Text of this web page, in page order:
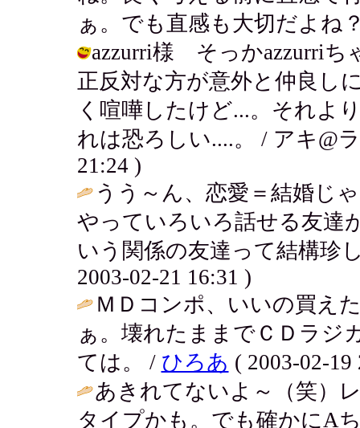
ぁ。でも直感も大切だよね
azzurri様 そっかazzurriち
正反対な方が意外と仲良し
く喧嘩したけど...。それよ
れは恐ろしい....。 / アキ@
21:24 )
うう～ん、恋愛＝結婚じ
やっていろいろ話せる友達
いう関係の友達って結構珍
2003-02-21 16:31 )
ＭＤコンポ、いいの買え
ぁ。壊れたままでＣＤラジ
ては。 / ひろあ ( 2003-02-19
あきれてないよ～（笑）
タイプかも。でも確かにA